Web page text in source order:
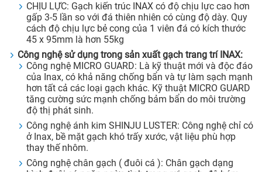
CHỊU LỰC: Gạch kiến trúc INAX có độ chịu lực cao hơn
gấp 3-5 lần so với đá thiên nhiên có cùng độ dày. Quy
cách độ chịu lực bẻ cong của 1 viên đá có kích thước
45 x 95mm là hơn 55kg
Công nghệ sử dụng trong sản xuất gạch trang trí INAX:
Công nghệ MICRO GUARD: Là kỹ thuật mới và độc đáo
của Inax, có khả năng chống bẩn và tự làm sạch mạnh
hơn tất cả các loại gạch khác. Kỹ thuật MICRO GUARD
tăng cường sức mạnh chống bảm bẩn do môi trường
độ thị phát sinh.
Công nghệ ánh kim SHINJU LUSTER: Công nghệ chỉ có
ở Inax, bề mặt gạch khó trấy xước, vật liệu phù hợp
thay thế nhôm.
Công nghệ chân gạch ( đuôi cá ): Chân gạch dạng